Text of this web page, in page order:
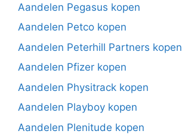
Aandelen Pegasus kopen
Aandelen Petco kopen
Aandelen Peterhill Partners kopen
Aandelen Pfizer kopen
Aandelen Physitrack kopen
Aandelen Playboy kopen
Aandelen Plenitude kopen